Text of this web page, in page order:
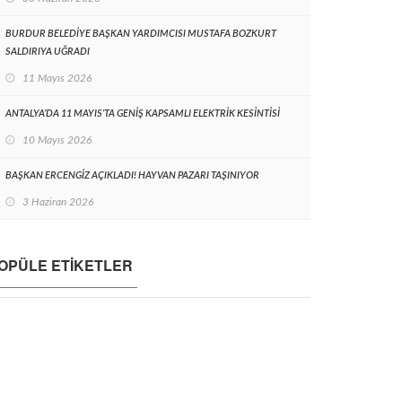
BURDUR BELEDİYE BAŞKAN YARDIMCISI MUSTAFA BOZKURT
SALDIRIYA UĞRADI
11 Mayıs 2026
ANTALYA’DA 11 MAYIS’TA GENİŞ KAPSAMLI ELEKTRİK KESİNTİSİ
10 Mayıs 2026
BAŞKAN ERCENGİZ AÇIKLADI! HAYVAN PAZARI TAŞINIYOR
3 Haziran 2026
ETIKETLER